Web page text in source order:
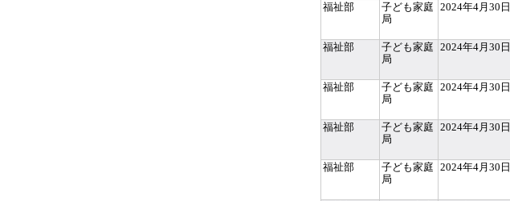
福祉部
子ども家庭
局
2024年4月30日
福祉部
子ども家庭
局
2024年4月30日
福祉部
子ども家庭
局
2024年4月30日
福祉部
子ども家庭
局
2024年4月30日
福祉部
子ども家庭
局
2024年4月30日